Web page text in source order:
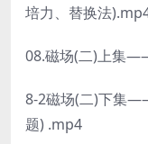
培力、替换法
08.磁场(二)上集
8-2磁场(二)下集
题) .mp4